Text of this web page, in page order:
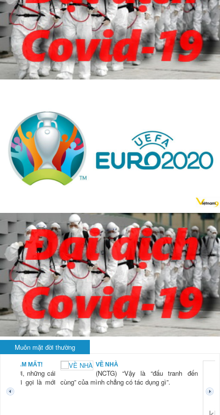
Muôn mặt đời thường
NAM MẤT!
“Xời, những cái
mới gọi là mới
VỀ NHÀ
(NCTG) “Vậy là “đấu tranh đến
cùng” của mình chẳng có tác dụng gì”.